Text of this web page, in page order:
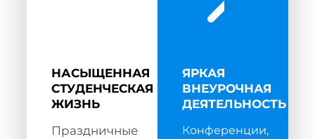
НАСЫЩЕННАЯ
СТУДЕНЧЕСКАЯ
ЖИЗНЬ
Праздничные
ЯРКАЯ
ВНЕУРОЧНАЯ
ДЕЯТЕЛЬНОСТЬ
Конференции,